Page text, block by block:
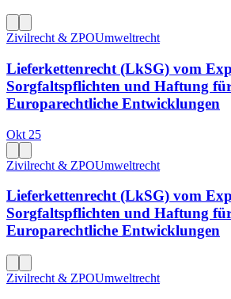
Zivilrecht & ZPOUmweltrecht
Lieferkettenrecht (LkSG) vom
Sorgfaltspflichten und Haftung
Europarechtliche Entwicklungen
Okt 25
Zivilrecht & ZPOUmweltrecht
Lieferkettenrecht (LkSG) vom
Sorgfaltspflichten und Haftung
Europarechtliche Entwicklungen
Zivilrecht & ZPOUmweltrecht